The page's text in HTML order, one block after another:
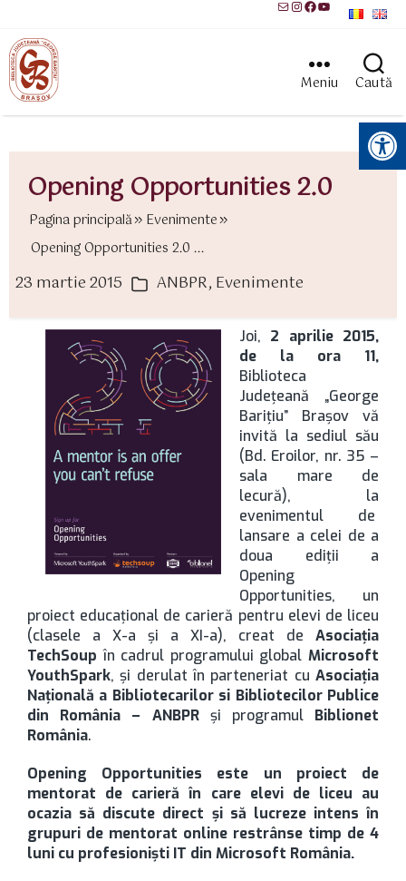
MailInstagram
Facebook
YouTube
Meniu Caută
Instrumente pentru accesibilitate
Opening Opportunities 2.0
Pagina principală
Evenimente
Opening Opportunities 2.0 ...
23 martie 2015 Categorii
ANBPR, Evenimente
Joi, 2 aprilie 2015,
de la ora 11,
Biblioteca
Judeţeană „George
Bariţiu” Braşov vă
invită la sediul său
(Bd. Eroilor, nr. 35 –
sala mare de
lecură), la
evenimentul de
lansare a celei de a
doua ediţii a
Opening
Opportunities, un
proiect educațional de carieră pentru elevi de liceu
(clasele a X-a şi a XI-a), creat de Asociația
TechSoup în cadrul programului global Microsoft
YouthSpark, și derulat în parteneriat cu Asociația
Națională a Bibliotecarilor si Bibliotecilor Publice
din România – ANBPRși programul Biblionet
România.
Opening Opportunities este un proiect de
mentorat de carieră în care elevi de liceu au
ocazia să discute direct și să lucreze intens în
grupuri de mentorat online restrânse timp de 4
luni cu profesioniști IT din Microsoft România.